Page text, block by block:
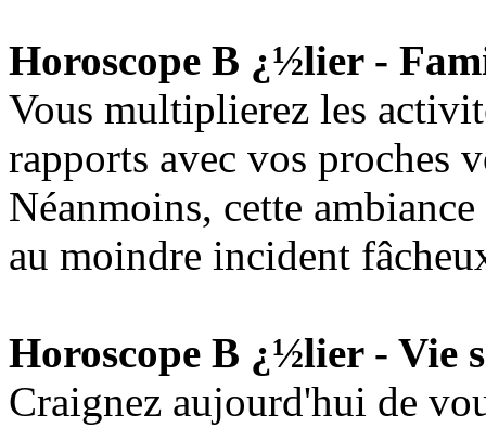
Horoscope B ¿½lier -
Vous multiplierez les
rapports avec vos proches
Néanmoins, cette
au moindre incident
Horoscope B ¿½lier - Vie
Craignez aujourd'hui de